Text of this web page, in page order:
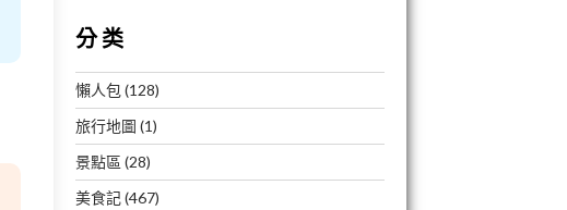
分类
懶人包 (128)
旅行地圖 (1)
景點區 (28)
美食記(467)